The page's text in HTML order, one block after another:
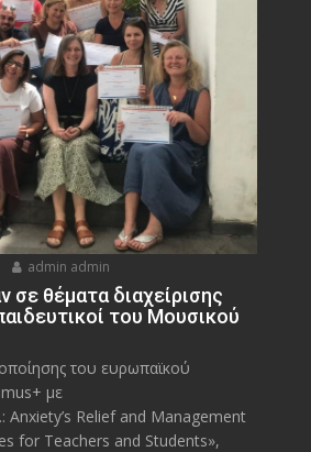
admin admin
σε θέματα διαχείρισης
του Μουσικού
του ευρωπαϊκού
με
Anxiety’s Relief and Management
for Teachers and Students»,